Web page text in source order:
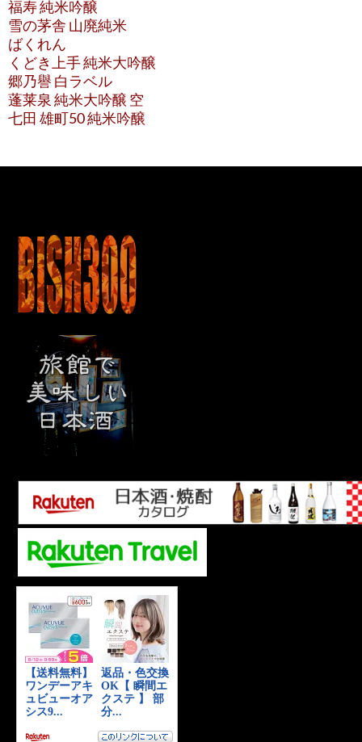
福寿 純米吟醸
雪の茅舎 山廃純米
ばくれん
くどき上手 純米大吟醸
郷乃譽 白ラベル
蓬莱泉 純米大吟醸 空
七田 雄町50 純米吟醸